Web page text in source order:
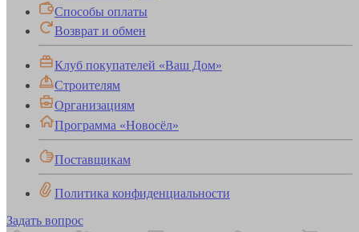
Способы оплаты
Возврат и обмен
Клуб покупателей «Ваш Дом»
Строителям
Организациям
Программа «Новосёл»
Поставщикам
Политика конфиденциальности
Задать вопрос